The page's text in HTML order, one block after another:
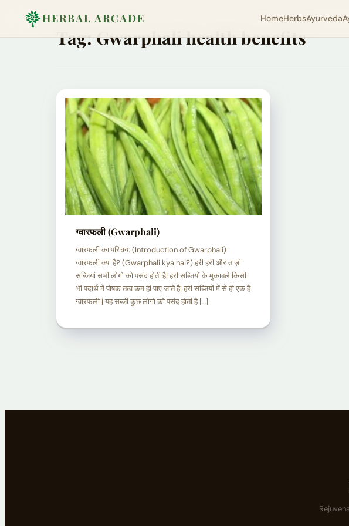
HERBAL ARCADE HomeHerbsAyurveda
Tag:Gwarphali health benefits
ग्वारफली (Gwarphali)
ग्वारफली का परिचय: (Introduction of Gwarphali)
ग्वारफली क्या है? (Gwarphali kya hai?) हरी हरी और ताज़ी
सब्जियां सभी लोगो को पसंद होती है| हरी सब्जियों के मुकाबले किसी
भी पदार्थ में पोषक तत्व कम ही पाए जाते है| हरी सब्जियों में से ही एक है
ग्वारफली | यह सब्जी कुछ लोगो को पसंद होती है […]